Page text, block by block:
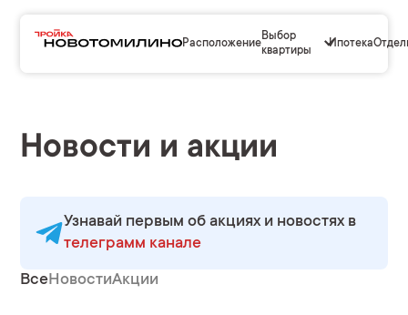
Расположение
Выбор
квартиры
Ипотека
Новости и акции
Узнавай первым об акциях и новостях в
телеграмм канале
ВсеНовостиАкции